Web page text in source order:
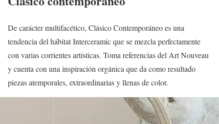
De carácter multifacético, Clásico Contemporáneo es una
tendencia del hábitat Interceramic que se mezcla perfectamente
con varias corrientes artísticas. Toma referencias del Art Nouveau
y cuenta con una inspiración orgánica que da como resultado
piezas atemporales, extraordinarias y llenas de color.